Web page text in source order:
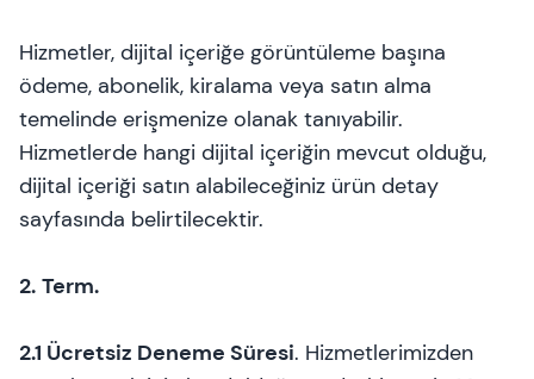
Hizmetler, dijital içeriğe görüntüleme başına
ödeme, abonelik, kiralama veya satın alma
temelinde erişmenize olanak tanıyabilir.
Hizmetlerde hangi dijital içeriğin mevcut olduğu,
dijital içeriği satın alabileceğiniz ürün detay
sayfasında belirtilecektir.
2. Term.
2.1 Ücretsiz Deneme Süresi. Hizmetlerimizden